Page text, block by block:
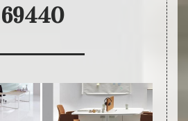
69440